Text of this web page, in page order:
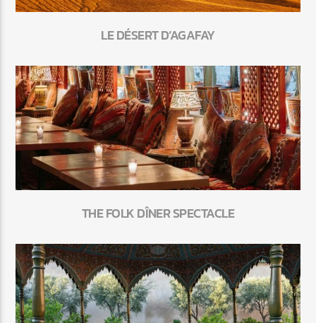
LE DÉSERT D’AGAFAY
THE FOLK DÎNER SPECTACLE